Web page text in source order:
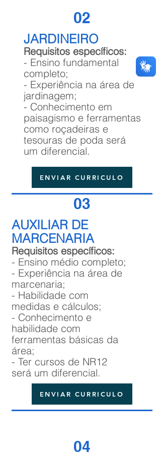
02
JARDINEIRO
Requisitos específicos:
- Ensino fundamental
completo;
- Experiência na área de
jardinagem;
- Conhecimento em
paisagismo e ferramentas
como roçadeiras e
tesouras de poda será
um diferencial.
ENVIAR CURRICULO
03
AUXILIAR DE
MARCENARIA
Requisitos específicos:
- Ensino médio completo;
- Experiência na área de
marcenaria;
- Habilidade com
medidas e cálculos;
- Conhecimento e
habilidade com
ferramentas básicas da
área;
- Ter cursos de NR12
será um diferencial.
ENVIAR CURRICULO
04